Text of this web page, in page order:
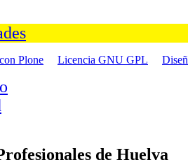
Plone Licencia GNU GPL
de Huelva